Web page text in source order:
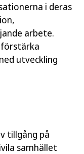
i deras
arbete.
utveckling
tillgång på
samhället